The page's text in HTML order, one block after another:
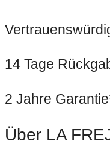
14 Tage
2 Jahre
Über LA